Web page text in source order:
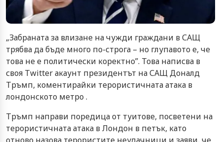
„Забраната за влизане на чужди граждани в САЩ
трябва да бъде много по-строга – но глупавото е, че
това не е политически коректно”. Това написва в
своя Twitter акаунт президентът на САЩ Доналд
Тръмп, коментирайки терористичната атака в
лондонското метро .
Тръмп направи поредица от туитове, посветени на
терористичната атака в Лондон в петък, като